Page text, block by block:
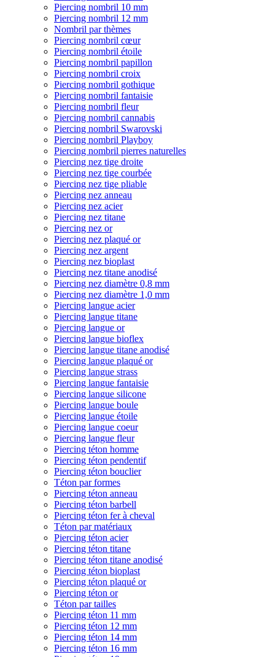
Piercing nombril 10 mm
Piercing nombril 12 mm
Nombril par thèmes
Piercing nombril cœur
Piercing nombril étoile
Piercing nombril papillon
Piercing nombril croix
Piercing nombril gothique
Piercing nombril fantaisie
Piercing nombril fleur
Piercing nombril cannabis
Piercing nombril Swarovski
Piercing nombril Playboy
Piercing nombril pierres naturelles
Piercing nez tige droite
Piercing nez tige courbée
Piercing nez tige pliable
Piercing nez anneau
Piercing nez acier
Piercing nez titane
Piercing nez or
Piercing nez plaqué or
Piercing nez argent
Piercing nez bioplast
Piercing nez titane anodisé
Piercing nez diamètre 0,8 mm
Piercing nez diamètre 1,0 mm
Piercing langue acier
Piercing langue titane
Piercing langue or
Piercing langue bioflex
Piercing langue titane anodisé
Piercing langue plaqué or
Piercing langue strass
Piercing langue fantaisie
Piercing langue silicone
Piercing langue boule
Piercing langue étoile
Piercing langue coeur
Piercing langue fleur
Piercing téton homme
Piercing téton pendentif
Piercing téton bouclier
Téton par formes
Piercing téton anneau
Piercing téton barbell
Piercing téton fer à cheval
Téton par matériaux
Piercing téton acier
Piercing téton titane
Piercing téton titane anodisé
Piercing téton bioplast
Piercing téton plaqué or
Piercing téton or
Téton par tailles
Piercing téton 11 mm
Piercing téton 12 mm
Piercing téton 14 mm
Piercing téton 16 mm